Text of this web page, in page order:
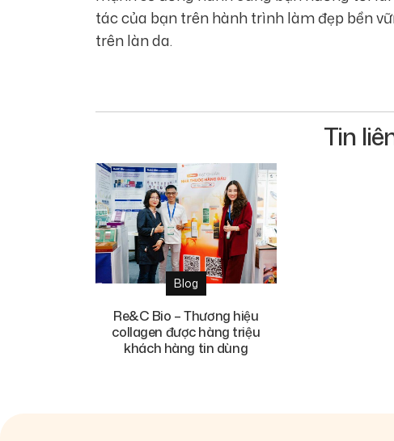
tác của bạn trên hành trình làm đẹp bền
trên làn da.
Tin
Blog
Re&C Bio – Thương hiệu
collagen được hàng triệu
khách hàng tin dùng